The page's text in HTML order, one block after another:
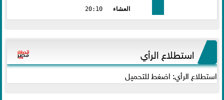
العشاء
20:10
استطلاع الرأي
استطلاع الرأي: اضغط للتحميل